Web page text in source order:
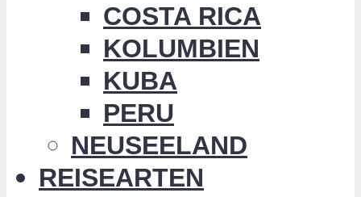
COSTA RICA
KOLUMBIEN
KUBA
PERU
NEUSEELAND
REISEARTEN